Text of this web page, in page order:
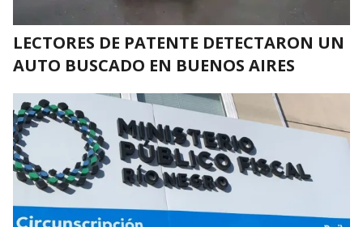
LECTORES DE PATENTE DETECTARON UN
AUTO BUSCADO EN BUENOS AIRES